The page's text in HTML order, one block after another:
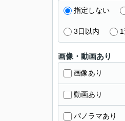
指定しない
3日以内
画像・動画あり
画像あり
動画あり
パノラマあり